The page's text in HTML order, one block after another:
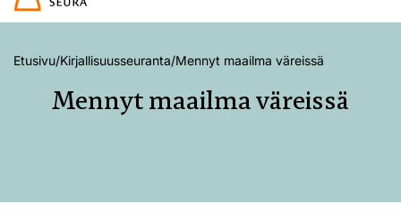
Etusivu/Kirjallisuusseuranta/Mennyt maailma väreissä
Mennyt maailma väreissä